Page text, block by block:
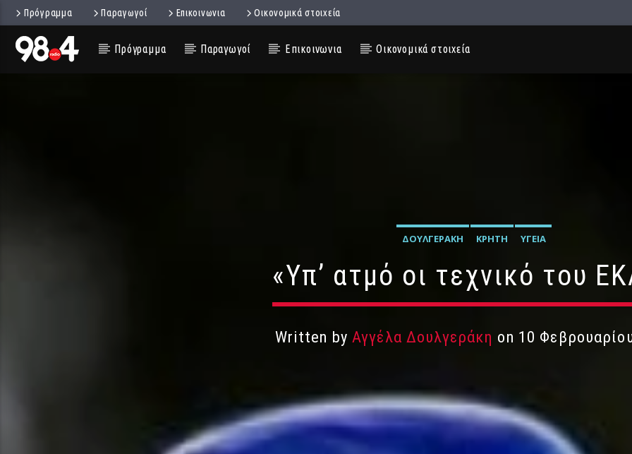
Πρόγραμμα Παραγωγοί Επικοινωνια Οικονομικά στοιχεία
Πρόγραμμα Παραγωγοί Επικοινωνια Οικονομικά στοιχεία
ΔΟΥΛΓΕΡΆΚΗ ΚΡΉΤΗ ΥΓΕΊΑ
«Υπ’ ατμό οι τεχνικό του
Written byΑγγέλα Δουλγεράκη on 10